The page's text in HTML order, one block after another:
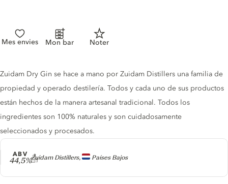
Mes envies Mon bar Noter
Producer
Zuidam Distillers, Países Bajos
ABV
44,5%
Gin description
Zuidam Dry Gin se hace a mano por Zuidam Distillers una familia de
propiedad y operado destilería. Todos y cada uno de sus productos
están hechos de la manera artesanal tradicional. Todos los
ingredientes son 100% naturales y son cuidadosamente
seleccionados y procesados.